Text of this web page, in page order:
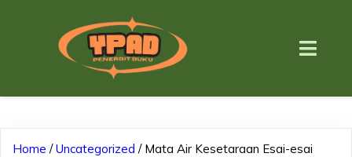
Home /Uncategorized / Mata Air Kesetaraan Esai-esai